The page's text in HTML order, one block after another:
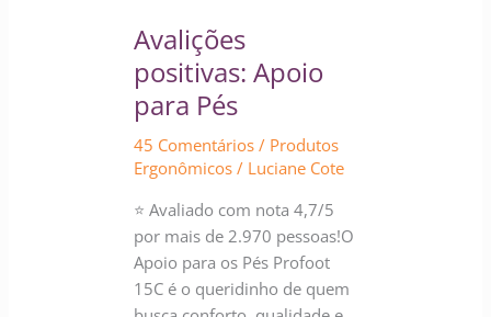
Avalições
positivas: Apoio
para Pés
45 Comentários / Produtos
Ergonômicos / Luciane Cote
⭐ Avaliado com nota 4,7/5
por mais de 2.970 pessoas!O
Apoio para os Pés Profoot
15C é o queridinho de quem
Apoio
para
Pés